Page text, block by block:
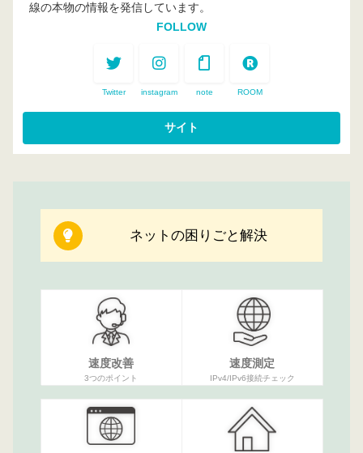
線の本物の情報を発信しています。
FOLLOW
Twitter instagram note ROOM
ネットの困りごと解決
速度改善
3つのポイント
速度測定
IPv4/IPv6接続チェック